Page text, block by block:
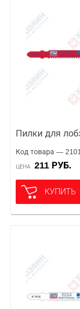
Пилки для
Код товара —
ЦЕНА 211 РУБ.
КУПИТЬ